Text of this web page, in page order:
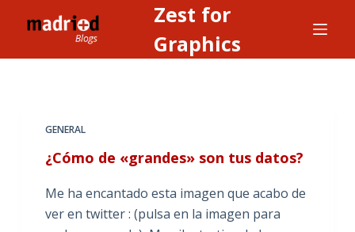
l
Zest for
Graphics
GENERAL
¿Cómo de «grandes» son tus datos?
Me ha encantado esta imagen que acabo de
ver en twitter : (pulsa en la imagen para